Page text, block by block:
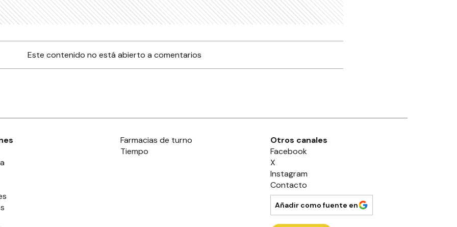
Este contenido no está abierto a comentarios
Farmacias de turno
Tiempo
Otros canales
Facebook
X
Instagram
Contacto
Añadir como fuente en